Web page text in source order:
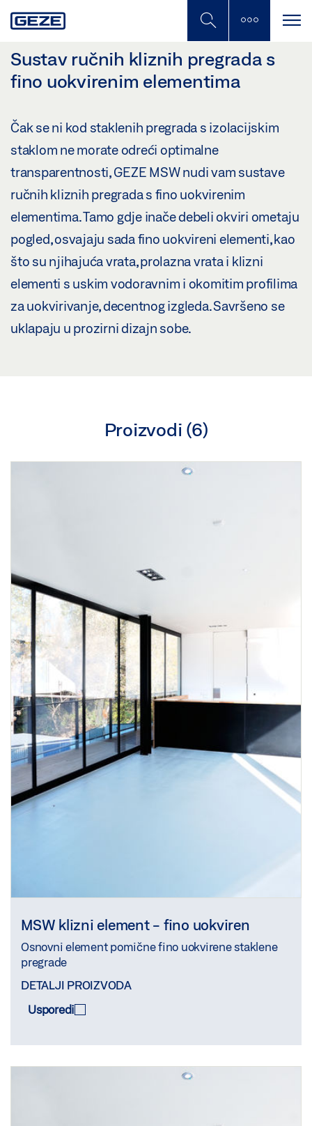
to
content
Sustav ručnih kliznih pregrada s
fino uokvirenim elementima
Čak se ni kod staklenih pregrada s izolacijskim
staklom ne morate odreći optimalne
transparentnosti, GEZE MSW nudi vam sustave
ručnih kliznih pregrada s fino uokvirenim
elementima. Tamo gdje inače debeli okviri ometaju
pogled, osvajaju sada fino uokvireni elementi, kao
što su njihajuća vrata, prolazna vrata i klizni
elementi s uskim vodoravnim i okomitim profilima
za uokvirivanje, decentnog izgleda. Savršeno se
uklapaju u prozirni dizajn sobe.
Proizvodi (6)
MSW klizni element - fino uokviren
Osnovni element pomične fino uokvirene staklene
pregrade
DETALJI PROIZVODA
Usporedi